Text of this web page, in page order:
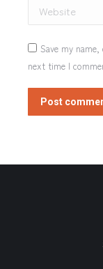
Website
Save my
next time I
Post